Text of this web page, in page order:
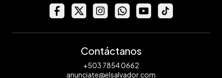
Contáctanos
+503 7854 0662
anunciate@elsalvador.com